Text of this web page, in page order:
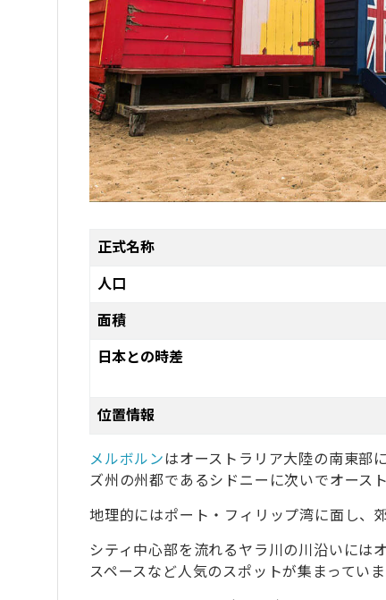
7メルボルン留学でおすすめの語学学校3選
7.1ILSC Melbourne
7.2 Universal English（UE / UIT）
7.3Albright Melbourne
8タビケン留学ユーザーでメルボルンに滞
9費用が気になるならメルボルン渡航前に
正式名称
人口
面積
日本との時差
位置情報
メルボルンはオーストラリア大陸の南東部
ズ州の州都であるシドニーに次いでオース
地理的にはポート・フィリップ湾に面し、
シティ中心部を流れるヤラ川の川沿いには
スペースなど人気のスポットが集まっていま